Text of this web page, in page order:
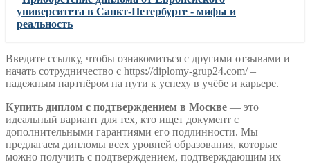
университета в Санкт-Петербурге - мифы и
реальность
Введите ссылку, чтобы ознакомиться с другими отзывами и
начать сотрудничество с https://diplomy-grup24.com/ –
надежным партнёром на пути к успеху в учёбе и карьере.
Купить диплом с подтверждением в Москве — это
идеальный вариант для тех, кто ищет документ с
дополнительными гарантиями его подлинности. Мы
предлагаем дипломы всех уровней образования, которые
можно получить с подтверждением, подтверждающим их